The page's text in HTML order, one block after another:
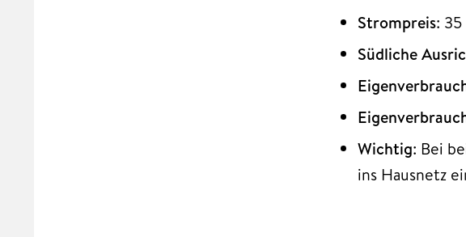
Strompreis:
Südliche
Wichtig: Bei
ins Hausnetz